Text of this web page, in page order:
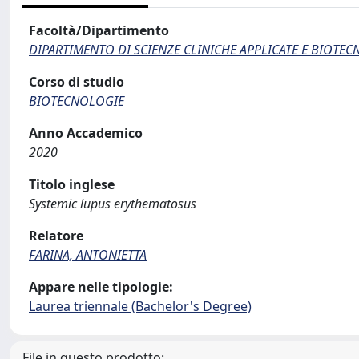
Facoltà/Dipartimento
DIPARTIMENTO DI SCIENZE CLINICHE APPLICATE E
Corso di studio
BIOTECNOLOGIE
Anno Accademico
2020
Titolo inglese
Systemic lupus erythematosus
Relatore
FARINA, ANTONIETTA
Appare nelle tipologie:
Laurea triennale (Bachelor's Degree)